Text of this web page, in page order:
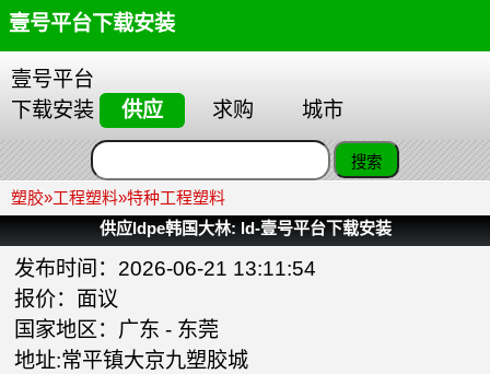
壹号平台下载安装
壹号平台
下载安装
供应 求购 城市
塑胶»工程塑料»特种工程塑料
供应ldpe韩国大林: ld-壹号平台下载安装
发布时间：2026-06-21 13:11:54
报价：面议
国家地区： 广东 - 东莞
地址:常平镇大京九塑胶城